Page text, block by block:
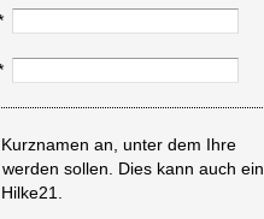
an, unter dem Ihre
sollen. Dies kann auch ein